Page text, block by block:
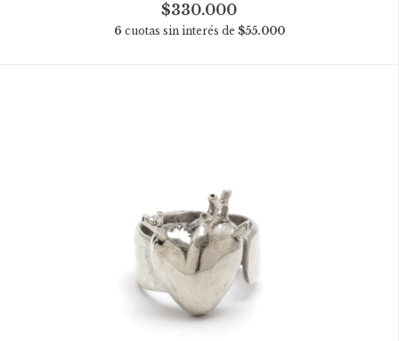
$330.000
6 cuotas sin interés de $55.000